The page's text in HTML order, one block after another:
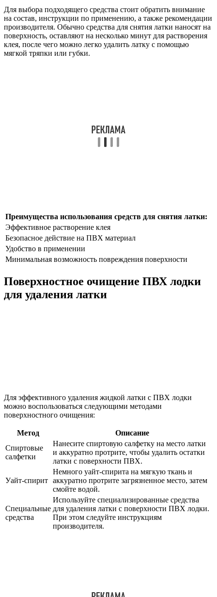
Для выбора подходящего средства стоит обратить внимание
на состав, инструкции по применению, а также рекомендации
производителя. Обычно средства для снятия латки наносят на
поверхность, оставляют на несколько минут для растворения
клея, после чего можно легко удалить латку с помощью
мягкой тряпки или губки.
Преимущества использования средств для снятия латки:
Эффективное растворение клея
Безопасное действие на ПВХ материал
Удобство в применении
Минимальная возможность повреждения поверхности
Поверхностное очищение ПВХ лодки
для удаления латки
Для эффективного удаления жидкой латки с ПВХ лодки
можно воспользоваться следующими методами
поверхностного очищения:
Метод
Описание
Спиртовые
салфетки
Нанесите спиртовую салфетку на место латки
и аккуратно протрите, чтобы удалить остатки
латки с поверхности ПВХ.
Уайт-спирит
Немного уайт-спирита на мягкую ткань и
аккуратно протрите загрязненное место, затем
смойте водой.
Специальные
средства
Используйте специализированные средства
для удаления латки с поверхности ПВХ лодки.
При этом следуйте инструкциям
производителя.